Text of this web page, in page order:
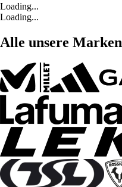
Loading...
Loading...
Alle unsere Marken